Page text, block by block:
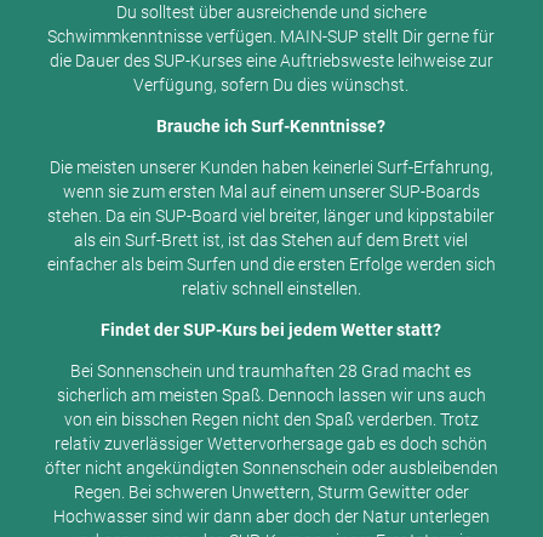
Du solltest über ausreichende und sichere
Schwimmkenntnisse verfügen. MAIN-SUP stellt Dir gerne für
die Dauer des SUP-Kurses eine Auftriebsweste leihweise zur
Verfügung, sofern Du dies wünschst.
Brauche ich Surf-Kenntnisse?
Die meisten unserer Kunden haben keinerlei Surf-Erfahrung,
wenn sie zum ersten Mal auf einem unserer SUP-Boards
stehen. Da ein SUP-Board viel breiter, länger und kippstabiler
als ein Surf-Brett ist, ist das Stehen auf dem Brett viel
einfacher als beim Surfen und die ersten Erfolge werden sich
relativ schnell einstellen.
Findet der SUP-Kurs bei jedem Wetter statt?
Bei Sonnenschein und traumhaften 28 Grad macht es
sicherlich am meisten Spaß. Dennoch lassen wir uns auch
von ein bisschen Regen nicht den Spaß verderben. Trotz
relativ zuverlässiger Wettervorhersage gab es doch schön
öfter nicht angekündigten Sonnenschein oder ausbleibenden
Regen. Bei schweren Unwettern, Sturm Gewitter oder
Hochwasser sind wir dann aber doch der Natur unterlegen